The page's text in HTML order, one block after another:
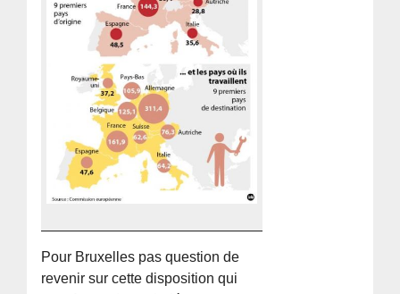
Pour Bruxelles pas question de
revenir sur cette disposition qui